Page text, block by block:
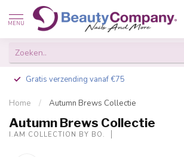
MENU
Gratis verzending vanaf €75
Home / Autumn Brews Collectie
Autumn Brews Collectie
I.AM COLLECTION BY BO.